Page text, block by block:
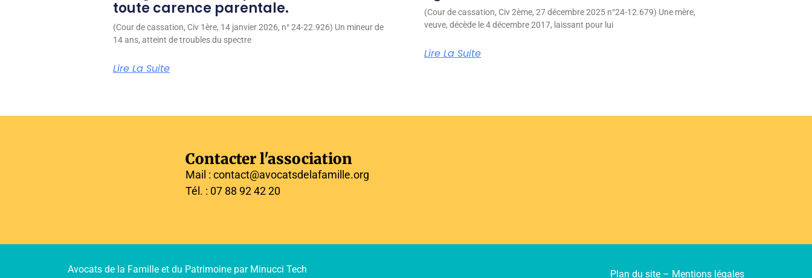
toute carence parentale.
(Cour de cassation, Civ 1ère, 14 janvier 2026, n° 24-22.926) Un mineur de
14 ans, atteint de troubles du spectre
Lire La Suite
(Cour de cassation, Civ 2ème, 27 décembre 2025 n°24-12.679) Une mère,
veuve, décède le 4 décembre 2017, laissant pour lui
Lire La Suite
Contacter l'association
Mail : contact@avocatsdelafamille.org
Tél. : 07 88 92 42 20
Avocats de la Famille et du Patrimoine par Minucci Tech Plan du site – Mentions légales